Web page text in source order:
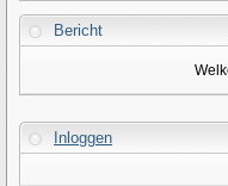
Bericht
Inloggen